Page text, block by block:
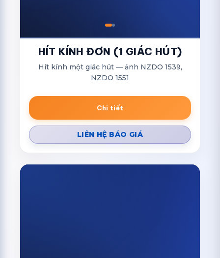
HÍT KÍNH ĐƠN (1 GIÁC HÚT)
Hít kính một giác hút — ảnh NZDO 1539,
NZDO 1551
Chi tiết
LIÊN HỆ BÁO GIÁ